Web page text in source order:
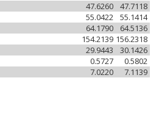
47.7118
47.6260
55.1414
55.0422
64.5136
64.1790
156.2318
154.2139
30.1426
29.9443
0.5802
0.5727
7.1139
7.0220